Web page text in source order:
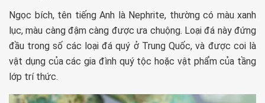
Ngọc bích, tên tiếng Anh là Nephrite, thường có màu xanh
lục, màu càng đậm càng được ưa chuộng. Loại đá này đứng
đầu trong số các loại đá quý ở Trung Quốc, và được coi là
vật dụng của các gia đình quý tộc hoặc vật phẩm của tầng
lớp trí thức.